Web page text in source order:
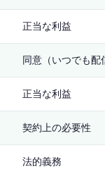
正当な利益
同意（いつでも配
正当な利益
契約上の必要性
法的義務